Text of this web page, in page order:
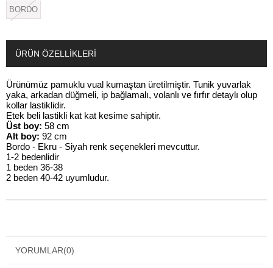
BORDO
ÜRÜN ÖZELLIKLERI
Ürünümüz pamuklu vual kumaştan üretilmiştir. Tunik yuvarlak
yaka, arkadan düğmeli, ip bağlamalı, volanlı ve fırfır detaylı olup
kollar lastiklidir.
Etek beli lastikli kat kat kesime sahiptir.
Üst boy: 58 cm
Alt boy: 92 cm
Bordo - Ekru - Siyah renk seçenekleri mevcuttur.
1-2 bedenlidir
1 beden 36-38
2 beden 40-42 uyumludur.
YORUMLAR(0)